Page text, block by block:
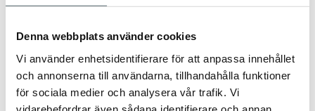
Denna webbplats använder cookies
Vi använder enhetsidentifierare för att anpassa innehållet
och annonserna till användarna, tillhandahålla funktioner
för sociala medier och analysera vår trafik. Vi